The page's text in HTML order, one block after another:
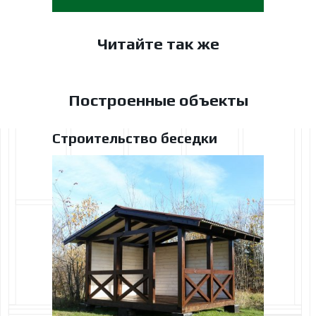
Читайте так же
Построенные объекты
Строительство беседки